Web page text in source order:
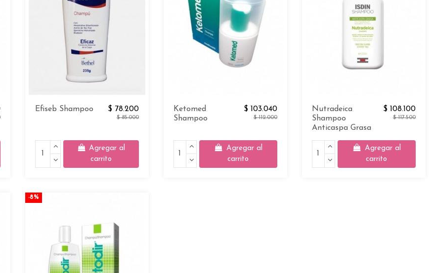
Efiseb Shampoo $ 78.200
$ 85.000
Agregar al
carrito
Ketomed
Shampoo
$ 103.040
$ 112.000
Agregar al
carrito
Nutradeica
Shampoo
Anticaspa Grasa
$ 108.100
$ 117.500
Agregar al
carrito
-8%